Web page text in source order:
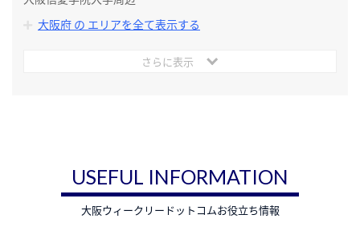
大阪府 の エリアを全て表示する
さらに表示
USEFUL INFORMATION
大阪ウィークリードットコムお役立ち情報